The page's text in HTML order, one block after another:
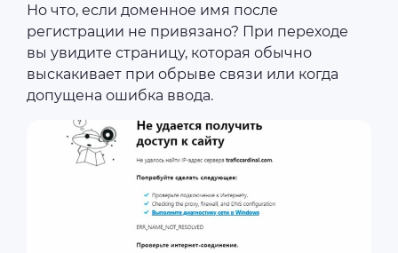
Но что, если доменное имя после
регистрации не привязано? При переходе
вы увидите страницу, которая обычно
выскакивает при обрыве связи или когда
допущена ошибка ввода.